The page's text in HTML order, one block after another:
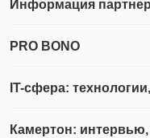
Информация
PRO BONO
IT-сфера:
Камертон: